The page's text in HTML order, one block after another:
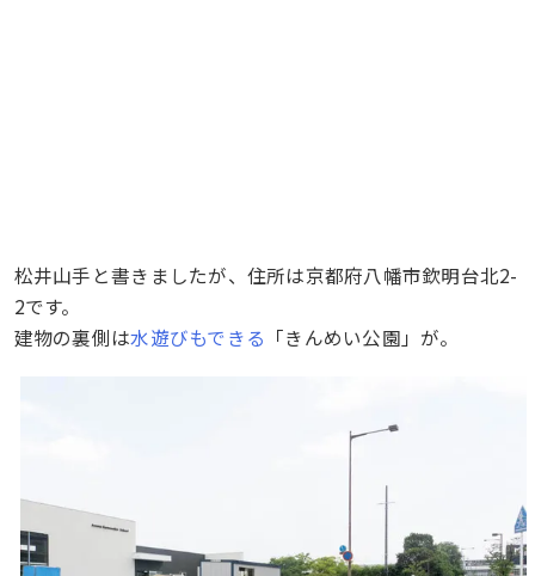
松井山手と書きましたが、住所は京都府八幡市欽明台北2-
2です。
建物の裏側は水遊びもできる 「きんめい公園」が。